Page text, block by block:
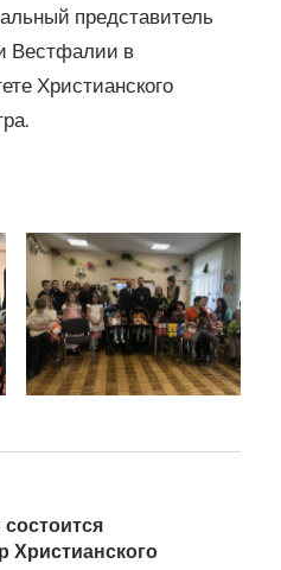
представитель
Вестфалии в
Христианского
Христианского